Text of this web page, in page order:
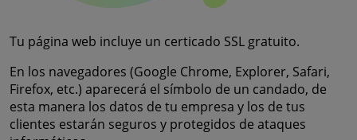
Tu página web incluye un certicado SSL gratuito.
En los navegadores (Google Chrome, Explorer, Safari,
Firefox, etc.) aparecerá el símbolo de un candado, de
esta manera los datos de tu empresa y los de tus
clientes estarán seguros y protegidos de ataques